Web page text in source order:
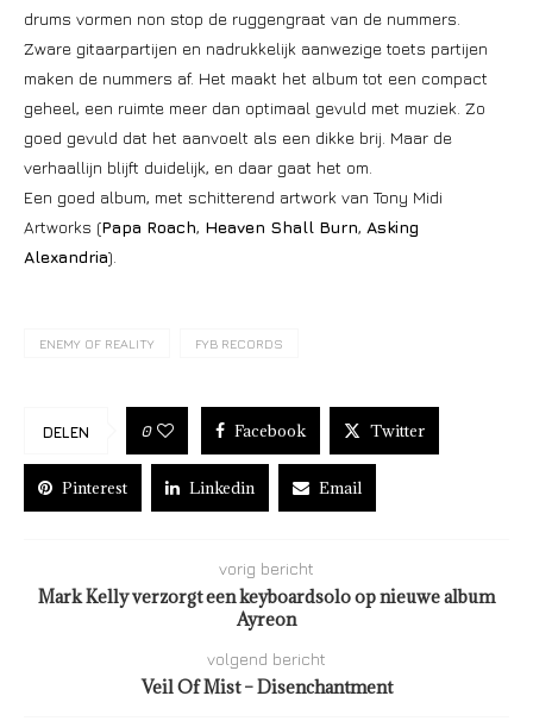
drums vormen non stop de ruggengraat van de nummers.
Zware gitaarpartijen en nadrukkelijk aanwezige toets partijen
maken de nummers af. Het maakt het album tot een compact
geheel, een ruimte meer dan optimaal gevuld met muziek. Zo
goed gevuld dat het aanvoelt als een dikke brij. Maar de
verhaallijn blijft duidelijk, en daar gaat het om.
Een goed album, met schitterend artwork van Tony Midi
Artworks (Papa Roach, Heaven Shall Burn, Asking
Alexandria).
ENEMY OF REALITY FYB RECORDS
DELEN 0 Facebook Twitter
Pinterest Linkedin Email
vorig bericht
Mark Kelly verzorgt een keyboardsolo op nieuwe album
Ayreon
volgend bericht
Veil Of Mist – Disenchantment